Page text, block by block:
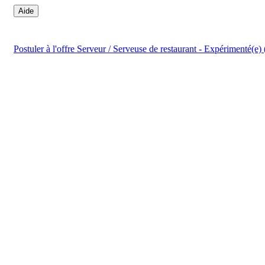
Aide
Postulerà l'offre Serveur / Serveuse de restaurant -